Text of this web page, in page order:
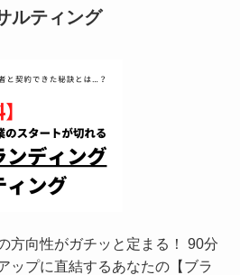
ルティング
方向性がガチッと定まる！ 90分
ップに直結するあなたの【ブラ